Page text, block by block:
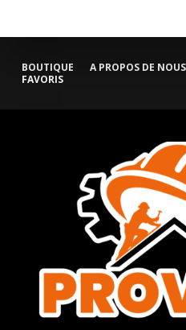
BOUTIQUE A PROPOS DE NOUS
FAVORIS